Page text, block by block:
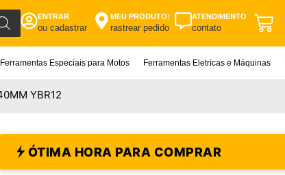
ENTRAR
ou cadastrar
MEU PRODUTO!
rastrear pedido
ATENDIMENTO
contato
Ferramentas Especiais para Motos Ferramentas Eletricas e Máquinas
YBR12
ÓTIMA HORA PARA COMPRAR